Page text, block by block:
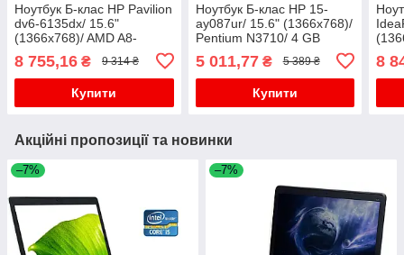
Ноутбук Б-клас HP Pavilion
dv6-6135dx/ 15.6"
(1366x768)/ AMD A8-
3500M/ 8 GB RAM/ 128 GB
SSD/ Radeon 6600M 1GB
8 755,16 ₴ 9 314 ₴
Купити
Ноутбук Б-клас HP 15-
ay087ur/ 15.6" (1366x768)/
Pentium N3710/ 4 GB
5 011,77₴ 5 389 ₴
Купити
GB
8
Акційні пропозиції та новинки
–7% –7%